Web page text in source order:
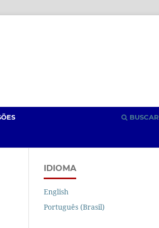
BUSCAR
IDIOMA
English
Português (Brasil)